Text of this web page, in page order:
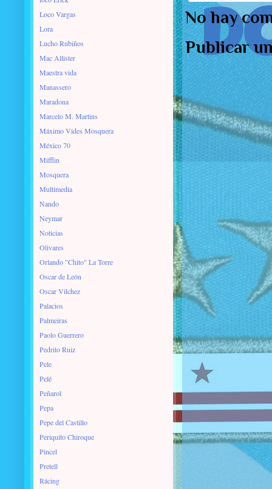
No hay
Publicar
Loco Vargas
Lora
Lucho Rubiños
Mac Allister
Maestra vida
Manassero
Maradona
Marcelo M. Martins
Máximo Vides Mosquera
México 70
Mifflin
Mosquera
Multimedia
Nando
Neymar
Noticias
Olivares
Orlando "Chito" La Torre
Oscar de León
Oscar Vilchez
Palacios
Palmeiras
Paolo Guerrero
Pedrito Ruiz
Pele
Pelé
Peñarol
Pepa
Pepe del Castillo
Periquito Chiroque
Pincel
Pretell
Rácing